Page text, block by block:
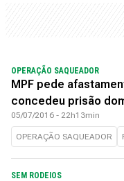
OPERAÇÃO SAQUEADOR
MPF pede
concedeu prisão
05/07/2016 - 22h13min
OPERAÇÃO SAQUEADOR
SEM RODEIOS